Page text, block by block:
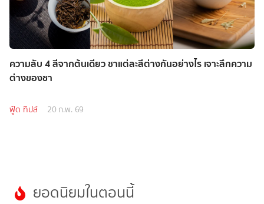
ความลับ 4 สีจากต้นเดียว ชาแต่ละสีต่างกันอย่างไร เจาะลึกความ
ต่างของชา
ฟู้ด ทิปส์ 20 ก.พ. 69
ยอดนิยมในตอนนี้